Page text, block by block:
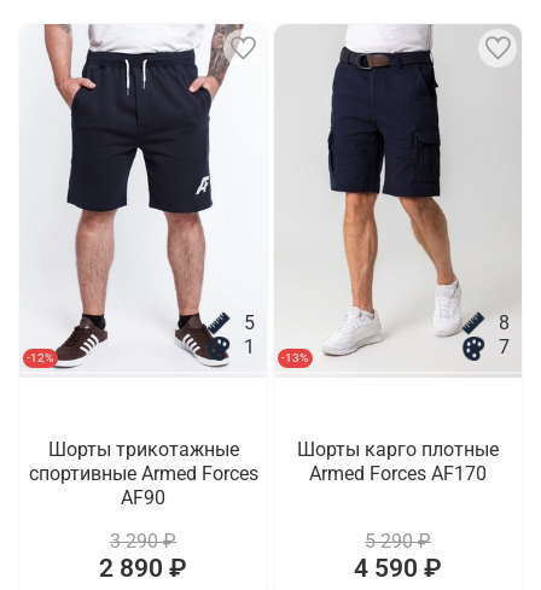
-12%
5
1
Шорты трикотажные
спортивные Armed Forces
AF90
3 290 ₽
2 890 ₽
-13%
8
7
Шорты карго плотные
Armed Forces AF170
5 290 ₽
4 590 ₽